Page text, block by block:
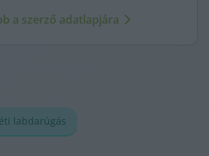
élők történetei egyszerre jelennek
a szerző adatlapjára
labdarúgás